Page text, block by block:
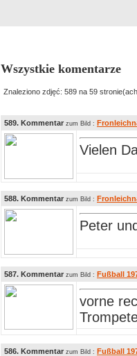
Wszystkie komentarze
Znaleziono zdjęć: 589 na 59
589. Kommentar zum Bild :
Vielen
588. Kommentar zum Bild :
Peter
587. Kommentar zum Bild : Fußball
vorne
586. Kommentar zum Bild : Fußball